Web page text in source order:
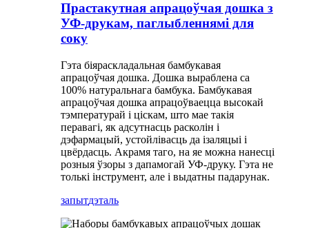
Прастакутная апрацоўчая дошка з
УФ-друкам, паглыбленнямі для
соку
Гэта біяраскладальная бамбукавая
апрацоўчая дошка. Дошка выраблена са
100% натуральнага бамбука. Бамбукавая
апрацоўчая дошка апрацоўваецца высокай
тэмпературай і ціскам, што мае такія
перавагі, як адсутнасць расколін і
дэфармацый, устойлівасць да ізаляцыі і
цвёрдасць. Акрамя таго, на яе можна нанесці
розныя ўзоры з дапамогай УФ-друку. Гэта не
толькі інструмент, але і выдатны падарунак.
запытдэталь